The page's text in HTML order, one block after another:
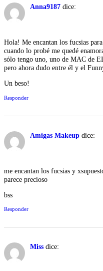
Anna9187 dice:
Hola! Me encantan los fucsias
cuando lo probé me quedé
sólo tengo uno, uno de MAC de
pero ahora dudo entre él y el
Un beso!
Responder
Amigas Makeup dice:
me encantan los fucsias y
parece precioso
bss
Responder
Miss dice: